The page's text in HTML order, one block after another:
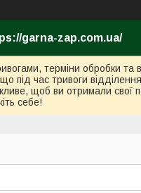
garna-zap.com.ua/
терміни обробки
під час тривоги
щоб ви отримали свої
себе!